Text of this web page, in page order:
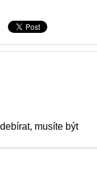
musíte být